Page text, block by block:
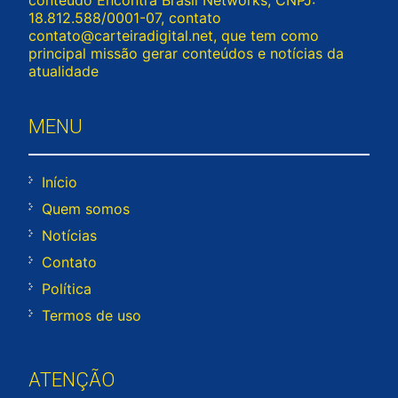
18.812.588/0001-07, contato
contato@carteiradigital.net, que tem como
principal missão gerar conteúdos e notícias da
atualidade
MENU
Início
Quem somos
Notícias
Contato
Política
Termos de uso
ATENÇÃO